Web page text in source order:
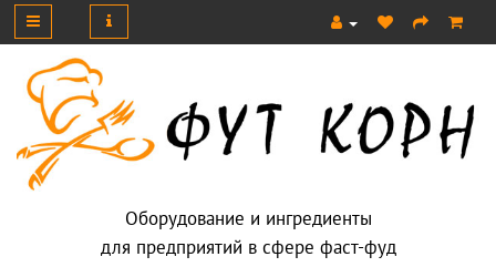
Оборудование и ингредиенты
для предприятий в сфере фаст-фуд